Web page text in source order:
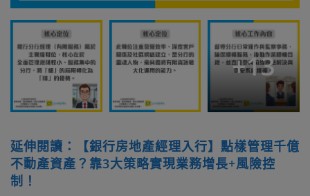
+13
延伸閱讀：【銀行房地產經理入行】點樣管理千億
不動產資產？靠3大策略實現業務增長+風險控
制！